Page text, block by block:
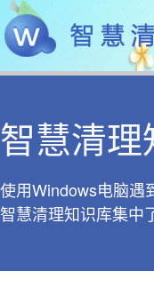
智慧清
使用Windows电脑遇
智慧清理知识库集中